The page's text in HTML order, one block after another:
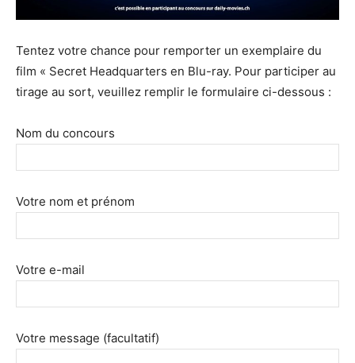
Tentez votre chance pour remporter un exemplaire du
film « Secret Headquarters en Blu-ray. Pour participer au
tirage au sort, veuillez remplir le formulaire ci-dessous :
Nom du concours
Votre nom et prénom
Votre e-mail
Votre message (facultatif)